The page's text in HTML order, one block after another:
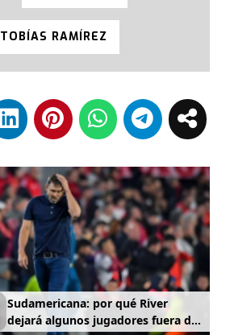
TOBÍAS RAMÍREZ
Sudamericana: por qué River
dejará algunos jugadores fuera de